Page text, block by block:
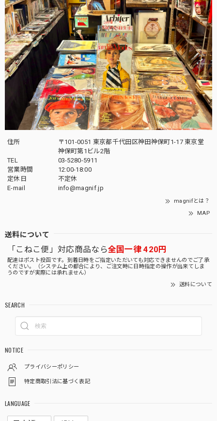
住所
〒101-0051 東京都千代田区神田神保町1-17 東京堂
神保町第1ビル2階
TEL
03-5280-5911
営業時間
12:00-18:00
定休日
不定休
E-mail
info@magnif.jp
magnifとは？
MAP
送料について
「こねこ便」対応商品なら全国一律 420円
配達はポスト投函です。到着日時をご指定いただいても対応できませんのでご了承
ください。（システム上の都合により、ご注文時に日時指定の操作が出来てしま
うのですが実際には承れません）
送料について
SEARCH
NOTICE
プライバシーポリシー
特定商取引法に基づく表記
LANGUAGE